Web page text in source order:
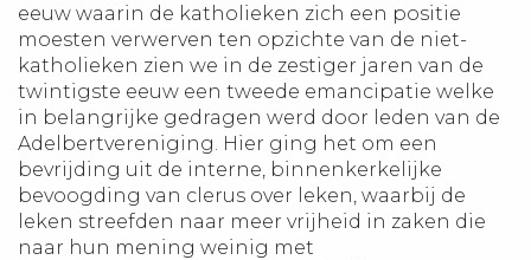
eeuw waarin de katholieken zich een positie
moesten verwerven ten opzichte van de niet-
katholieken zien we in de zestiger jaren van de
twintigste eeuw een tweede emancipatie welke
in belangrijke gedragen werd door leden van de
Adelbertvereniging. Hier ging het om een
bevrijding uit de interne, binnenkerkelijke
bevoogding van clerus over leken, waarbij de
leken streefden naar meer vrijheid in zaken die
naar hun mening weinig met